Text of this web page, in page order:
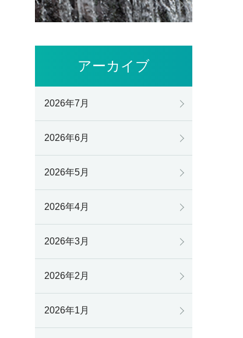
アーカイブ
2026年7月
2026年6月
2026年5月
2026年4月
2026年3月
2026年2月
2026年1月